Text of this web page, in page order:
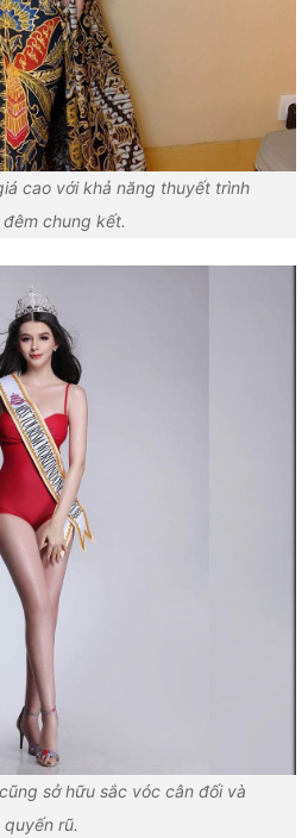
cao với khả năng thuyết trình
chung kết.
sở hữu sắc vóc cân đối và
quyến rũ.